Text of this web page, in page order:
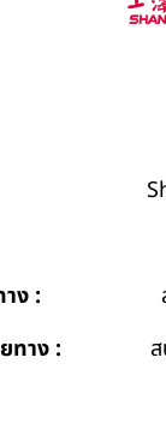
ง :
ทาง :